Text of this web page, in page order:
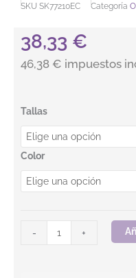
SKU SK77210EC Categoría
38,33 €
46,38 € impuestos
Tallas
Color
-
Zapatilla GHENTER -
+